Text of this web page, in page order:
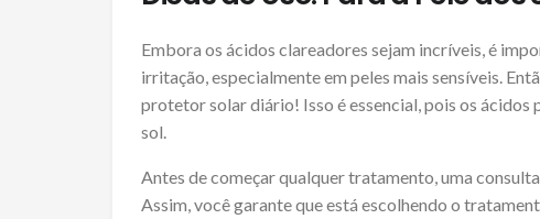
Embora os ácidos clareadores sejam incríveis, é
irritação, especialmente em peles mais sensíveis.
protetor solar diário! Isso é essencial, pois os ácidos
sol.
Antes de começar qualquer tratamento, uma
Assim, você garante que está escolhendo o